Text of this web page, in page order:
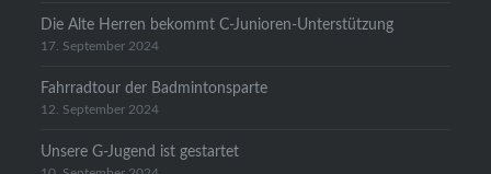
Die Alte Herren bekommt C-Junioren-Unterstützung
17. September 2024
Fahrradtour der Badmintonsparte
12. September 2024
Unsere G-Jugend ist gestartet